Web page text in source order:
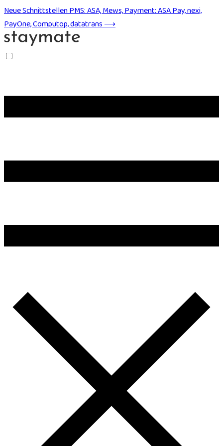
Neue SchnittstellenPMS: ASA, Mews, Payment: ASA Pay, nexi,
PayOne, Computop, datatrans ⟶